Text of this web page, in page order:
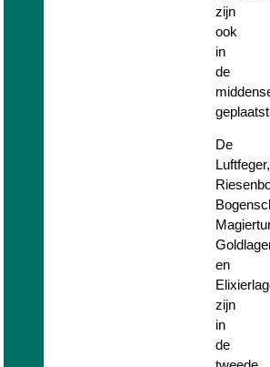
zijn
ook
in
de
De
Luftfeger,
en
zijn
in
de